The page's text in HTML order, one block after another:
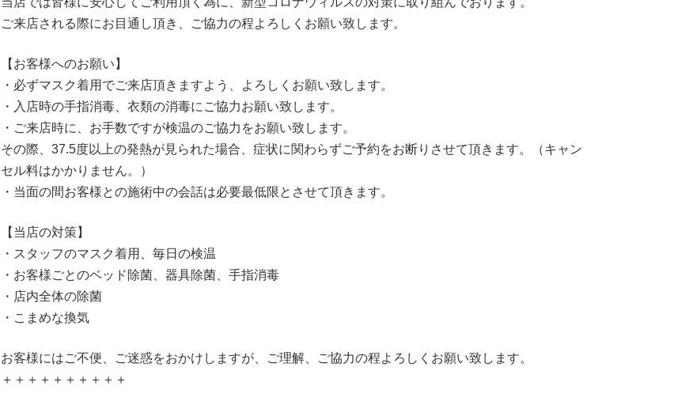
ご来店される際にお目通し頂き、ご協力の程よろしくお願い致します。
【お客様へのお願い】
・必ずマスク着用でご来店頂きますよう、よろしくお願い致します。
・入店時の手指消毒、衣類の消毒にご協力お願い致します。
・ご来店時に、お手数ですが検温のご協力をお願い致します。
その際、37.5度以上の発熱が見られた場合、症状に関わらずご予約をお断りさせて頂きます。（キャン
セル料はかかりません。）
・当面の間お客様との施術中の会話は必要最低限とさせて頂きます。
【当店の対策】
・スタッフのマスク着用、毎日の検温
・お客様ごとのベッド除菌、器具除菌、手指消毒
・店内全体の除菌
・こまめな換気
お客様にはご不便、ご迷惑をおかけしますが、ご理解、ご協力の程よろしくお願い致します。
＋＋＋＋＋＋＋＋＋＋